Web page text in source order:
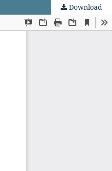
Download